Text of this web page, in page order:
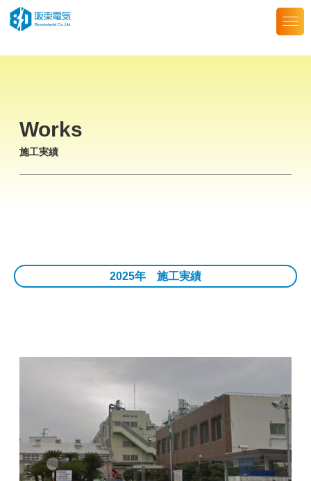
Works
施工実績
2025年 施工実績